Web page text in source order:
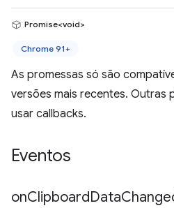
Promise<void>
Chrome 91+
As promessas só são
versões mais recentes. Outras
usar callbacks.
Eventos
onClipboardData